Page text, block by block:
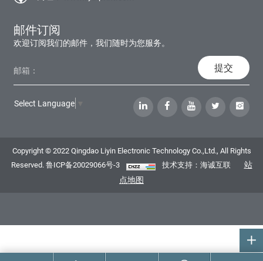
邮件订阅
欢迎订阅我们的邮件，我们随时为您服务。
提交
Select Language
Copyright © 2022 Qingdao Liyin Electronic Technology Co.,Ltd., All Rights
Reserved.鲁ICP备20029066号-3 技术支持：海诚互联
站
点地图